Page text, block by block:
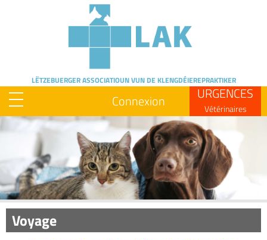
LËTZEBUERGER ASSOCIATIOUNVUN DE KLENGDÉIEREPRAKTIKER
URGENCES
Vétérinaires
Connexion
Image
Voyage